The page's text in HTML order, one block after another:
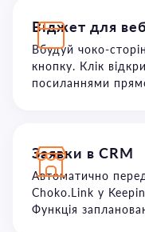
Віджет для
Вбудуй чоко-
кнопку. Клік
посиланнями
Заявки в CRM
Автоматично
Choko.Link у
Функція